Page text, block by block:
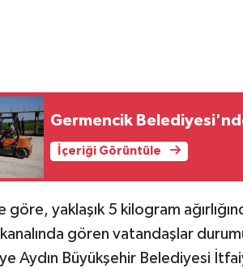
Germencik
İçeriği Görüntüle
göre, yaklaşık 5 kilogram
kanalında gören vatandaşlar
Aydın Büyükşehir Belediyesi